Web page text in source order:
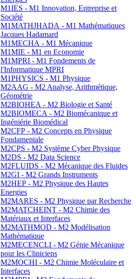
M1IES - M1 Innovation, Entreprise et
Société
M1MATHJHADA - M1 Mathématiques
Jacques Hadamard
M1MECHA - M1 Mécanique
M1MIE - M1 en Economie
M1MPRI - M1 Fondements de
l'Informatique MPRI
M1PHYSICS - M1 Physique
M2AAG - M2 Analyse, Arithmétique,
Géométrie
M2BIOHEA - M2 Biologie et Santé
M2BIOMECA - M2 Biomécanique et
Ingéniérie Biomédical
M2CFP - M2 Concepts en Physique
Fondamentale
M2CPS - M2 Système Cyber Physique
M2DS - M2 Data Science
M2FLUIDS - M2 Mécanique des Fluides
M2GI - M2 Grands Instruments
M2HEP - M2 Physique des Hautes
Energies
M2MARES - M2 Physique par Recherche
M2MATCHEINT - M2 Chimie des
Matériaux et Interfaces
M2MATHMOD - M2 Modélisation
Mathématique
M2MECENCLI - M2 Génie Mécanique
pour les Cliniciens
M2MOCHI - M2 Chimie Moléculaire et
Interfaces